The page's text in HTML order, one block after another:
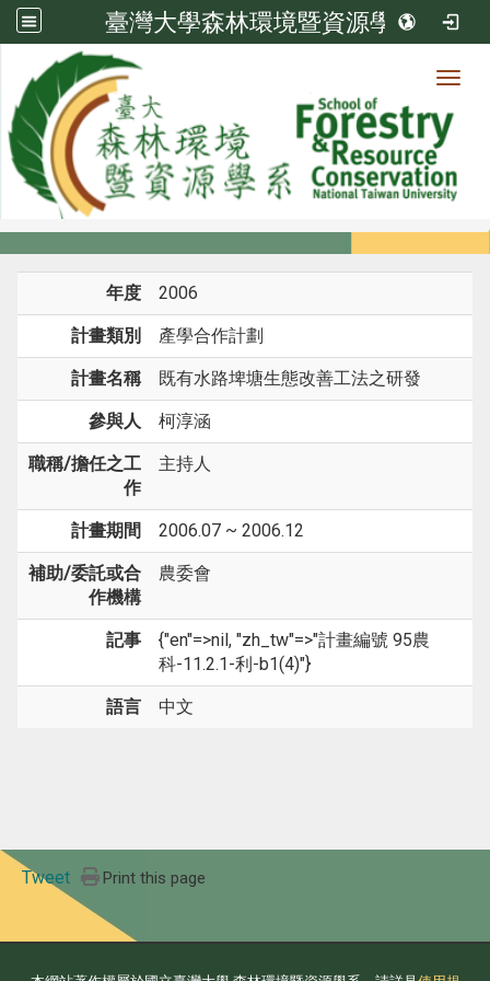
臺灣大學森林環境暨資源學系
系所成員
系所成員
年度 2006
計畫類別 產學合作計劃
計畫名稱 既有水路埤塘生態改善工法之研發
參與人 柯淳涵
職稱/擔任之工
作
主持人
計畫期間 2006.07 ~ 2006.12
補助/委託或合
作機構
農委會
記事
{"en"=>nil, "zh_tw"=>"計畫編號 95農
科-11.2.1-利-b1(4)"}
語言 中文
Tweet Print this page